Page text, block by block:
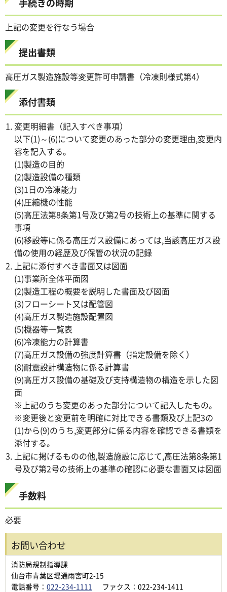
上記の変更を行なう場合
提出書類
高圧ガス製造施設等変更許可申請書（冷凍則様式第4）
添付書類
変更明細書（記入すべき事項）
以下(1)～(6)について変更のあった部分の変更理由,変更内
容を記入する。
(1)製造の目的
(2)製造設備の種類
(3)1日の冷凍能力
(4)圧縮機の性能
(5)高圧法第8条第1号及び第2号の技術上の基準に関する
事項
(6)移設等に係る高圧ガス設備にあっては,当該高圧ガス設
備の使用の経歴及び保管の状況の記録
上記に添付すべき書面又は図面
(1)事業所全体平面図
(2)製造工程の概要を説明した書面及び図面
(3)フローシート又は配管図
(4)高圧ガス製造施設配置図
(5)機器等一覧表
(6)冷凍能力の計算書
(7)高圧ガス設備の強度計算書（指定設備を除く）
(8)耐震設計構造物に係る計算書
(9)高圧ガス設備の基礎及び支持構造物の構造を示した図
面
※上記のうち変更のあった部分について記入したもの。
※変更後と変更前を明確に対比できる書類及び上記3の
(1)から(9)のうち,変更部分に係る内容を確認できる書類を
添付する。
上記に掲げるものの他,製造施設に応じて,高圧法第8条第1
号及び第2号の技術上の基準の確認に必要な書面又は図面
手数料
必要
お問い合わせ
消防局規制指導課
仙台市青葉区堤通雨宮町2-15
電話番号： 022-234-1111 ファクス：022-234-1411